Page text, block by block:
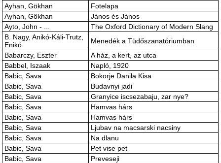
Ayhan, Gökhan
Fotelapa
Ayhan, Gökhan
János és János
Ayto, John - ...
The Oxford Dictionary of Modern Slang
B. Nagy, Anikó-Káli-Trutz,
Enikó
Menedék a Tüdőszanatóriumban
Babarczy, Eszter
A ház, a kert, az utca
Babbel, Iszaak
Napló, 1920
Babic, Sava
Bokorje Danila Kisa
Babic, Sava
Budavnyi jadi
Babic, Sava
Granyice iscsezabaju, zar nye?
Babic, Sava
Hamvas hárs
Babic, Sava
Hamvas hárs
Babic, Sava
Ljubav na macsarski nacsiny
Babic, Sava
Na dlanu
Babic, Sava
Pet vise pet
Babic, Sava
Preveseji